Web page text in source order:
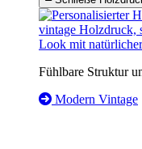
Fühlbare Struktur
Modern Vintage